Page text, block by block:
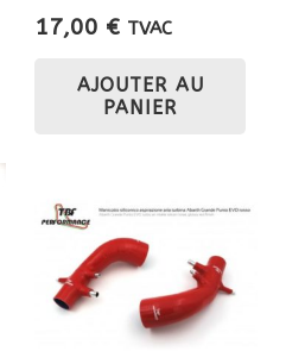
196,02 €.
17,00 € TVAC
AJOUTER AU
PANIER